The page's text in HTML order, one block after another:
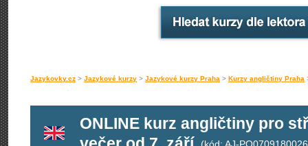
Jazykovky.cz > Jazykové kurzy > Jazykové kurzy Praha > Kurzy angličtiny Praha
ONLINE kurz angličtiny pro